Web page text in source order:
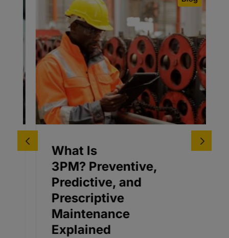
What Is
3PM? Preventive,
Predictive, and
Prescriptive
Maintenance
Explained